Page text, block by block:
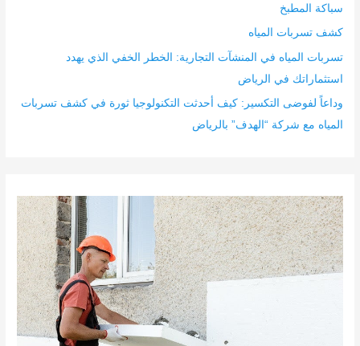
سباكة المطبخ
كشف تسربات المياه
تسربات المياه في المنشآت التجارية: الخطر الخفي الذي يهدد
استثماراتك في الرياض
وداعاً لفوضى التكسير: كيف أحدثت التكنولوجيا ثورة في كشف تسربات
المياه مع شركة “الهدف” بالرياض